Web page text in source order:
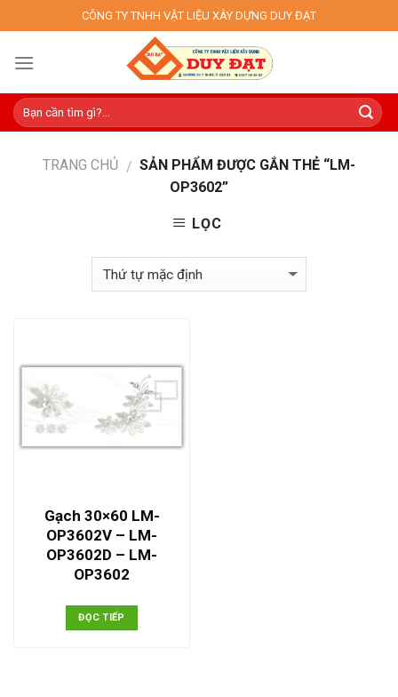
to
content
CÔNG TY TNHH VẬT LIỆU XÂY DỰNG DUY ĐẠT
TRANG CHỦ / SẢN PHẨM ĐƯỢC GẮN THẺ “LM-
OP3602”
LỌC
Gạch 30×60 LM-
OP3602V – LM-
OP3602D – LM-
OP3602
ĐỌC TIẾP